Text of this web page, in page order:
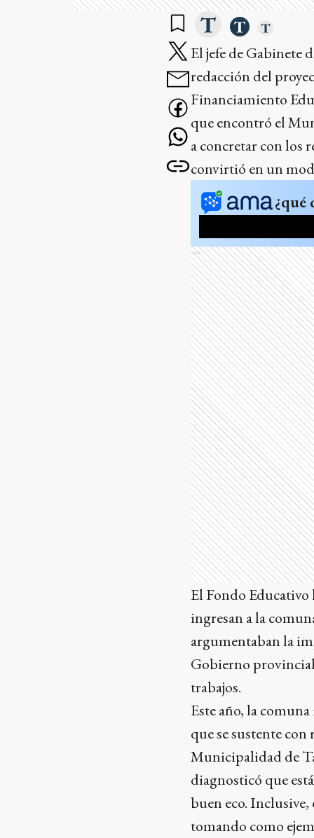
El jefe de Gabinete
redacción del
Financiamiento
que encontró el
a concretar con los
convirtió en un
¿qué
Ads
El Fondo Educativo
ingresan a la
argumentaban la
Gobierno
trabajos.
Este año, la
que se sustente
Municipalidad de
diagnosticó que
buen eco.
tomando como